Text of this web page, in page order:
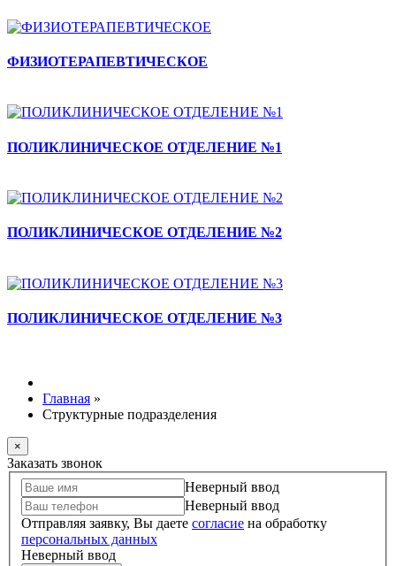
ФИЗИОТЕРАПЕВТИЧЕСКОЕ
ПОЛИКЛИНИЧЕСКОЕ ОТДЕЛЕНИЕ №1
ПОЛИКЛИНИЧЕСКОЕ ОТДЕЛЕНИЕ №2
ПОЛИКЛИНИЧЕСКОЕ ОТДЕЛЕНИЕ №3
Главная »
Структурные подразделения
×
Заказать звонок
Неверный ввод
Неверный ввод
Отправляя заявку, Вы даете согласие на обработку
персональных данных
Неверный ввод